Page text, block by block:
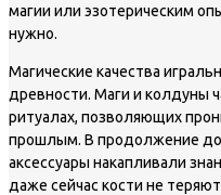
магии или эзотерическим
нужно.
Магические качества
древности. Маги и колдуны
ритуалах, позволяющих
прошлым. В продолжение
аксессуары накапливали
даже сейчас кости не